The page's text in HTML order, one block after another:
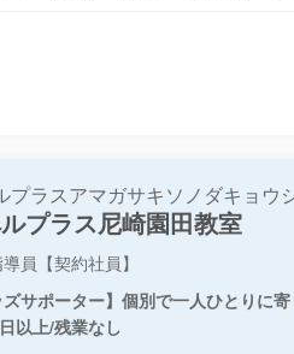
プラスアマガサキソノダキョウ
プラス尼崎園田教室
員【契約社員】
サポーター】個別で一人ひとりに
以上/残業なし